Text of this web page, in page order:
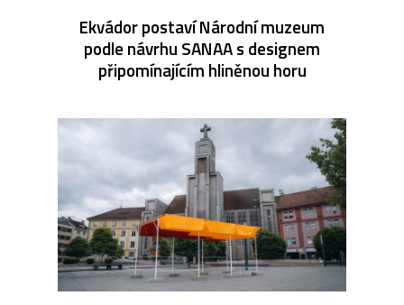
Ekvádor postaví Národní muzeum
podle návrhu SANAA s designem
připomínajícím hliněnou horu